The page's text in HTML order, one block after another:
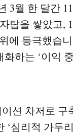
3월 한 달간
탑을 쌓았고,
에 등극했습
하는 ‘이익
션 차저로 구
심리적 가두